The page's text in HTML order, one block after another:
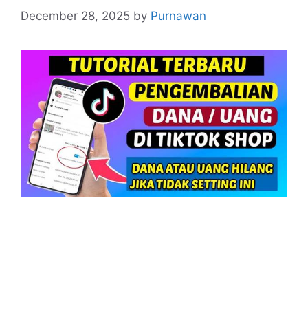
December 28, 2025 by Purnawan